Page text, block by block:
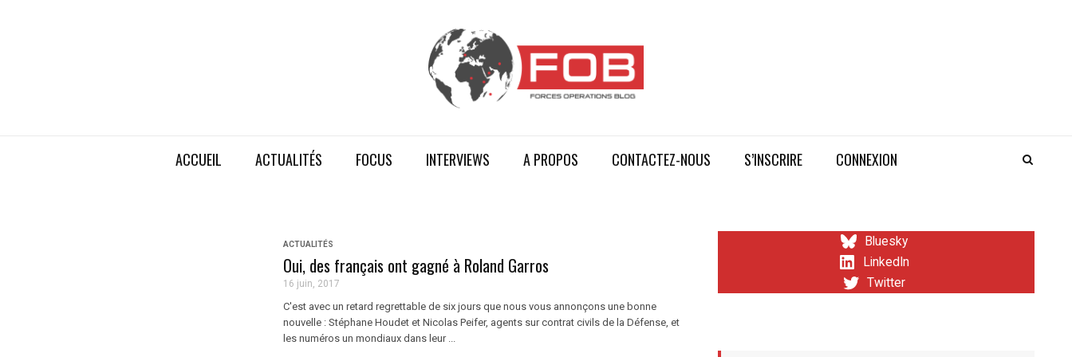
ACCUEIL ACTUALITÉS FOCUS INTERVIEWS A PROPOS CONTACTEZ-NOUS S’INSCRIRE CONNEXION
ACTUALITÉS
Oui, des français ont gagné à Roland Garros
16 juin, 2017
C'est avec un retard regrettable de six jours que nous vous annonçons une bonne
nouvelle : Stéphane Houdet et Nicolas Peifer, agents sur contrat civils de la Défense, et
les numéros un mondiaux dans leur ...
Bluesky
LinkedIn
Twitter